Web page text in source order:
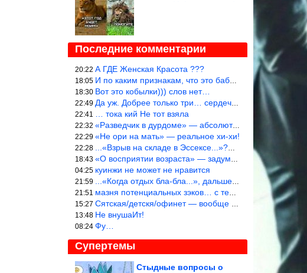
Последние комментарии
20:22 А ГДЕ Женская Красота ???
18:05 И по каким признакам, что это баба? И какой мужик к ней приблизи
18:30 Вот это кобылки))) слов нет…
22:49 Да уж. Добрее только три… сердечка!
22:41 … тока кий Не тот взяла
22:32 «Разведчик в дурдоме» — абсолютное попадание!
22:29 «Не ори на мать» — реальное хи-хи!
22:28 ...«Взрыв на складе в Эссексе...»?… Служу России!
18:43 «О восприятии возраста» — задумался. На сколько раньше быстрее в
04:25 куинжи не может не нравится
21:59 ...«Когда отдых бла-бла...», дальше Большой вопрос. «приходитЬся
21:51 мазня потенциальных зэков… с тем же смыслом…
15:27 Сятская/детскя/офинет — вообще шедеврально!
13:48 Не внушаИт!
08:24 Фу…
Супертемы
Стыдные вопросы о